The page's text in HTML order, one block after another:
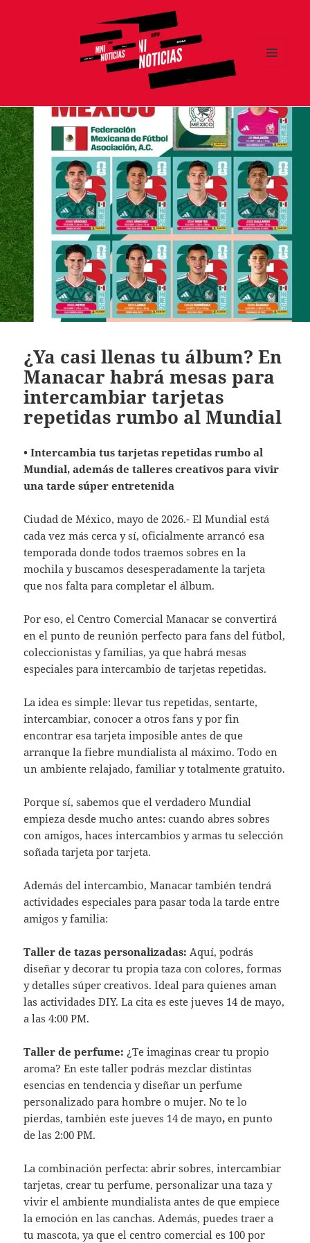
¿Ya casi llenas tu álbum? En
Manacar habrá mesas para
intercambiar tarjetas
repetidas rumbo al Mundial
• Intercambia tus tarjetas repetidas rumbo al
Mundial, además de talleres creativos para vivir
una tarde súper entretenida
Ciudad de México, mayo de 2026.- El Mundial está
cada vez más cerca y sí, oficialmente arrancó esa
temporada donde todos traemos sobres en la
mochila y buscamos desesperadamente la tarjeta
que nos falta para completar el álbum.
Por eso, el Centro Comercial Manacar se convertirá
en el punto de reunión perfecto para fans del fútbol,
coleccionistas y familias, ya que habrá mesas
especiales para intercambio de tarjetas repetidas.
La idea es simple: llevar tus repetidas, sentarte,
intercambiar, conocer a otros fans y por fin
encontrar esa tarjeta imposible antes de que
arranque la fiebre mundialista al máximo. Todo en
un ambiente relajado, familiar y totalmente gratuito.
Porque sí, sabemos que el verdadero Mundial
empieza desde mucho antes: cuando abres sobres
con amigos, haces intercambios y armas tu selección
soñada tarjeta por tarjeta.
Además del intercambio, Manacar también tendrá
actividades especiales para pasar toda la tarde entre
amigos y familia:
Taller de tazas personalizadas:Aquí, podrás
diseñar y decorar tu propia taza con colores, formas
y detalles súper creativos. Ideal para quienes aman
las actividades DIY. La cita es este jueves 14 de mayo,
a las 4:00 PM.
Taller de perfume:¿Te imaginas crear tu propio
aroma? En este taller podrás mezclar distintas
esencias en tendencia y diseñar un perfume
personalizado para hombre o mujer. No te lo
pierdas, también este jueves 14 de mayo,en punto
de las 2:00 PM.
La combinación perfecta: abrir sobres, intercambiar
tarjetas, crear tu perfume, personalizar una taza y
vivir el ambiente mundialista antes de que empiece
la emoción en las canchas. Además, puedes traer a
tu mascota, ya que el centro comercial es 100 por